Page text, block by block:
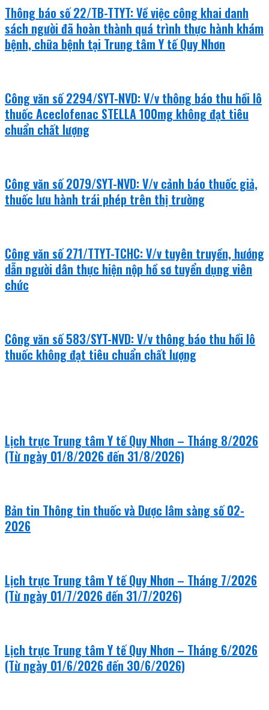
Thông báo số 22/TB-TTYT: Về việc công khai danh
sách người đã hoàn thành quá trình thực hành khám
bệnh, chữa bệnh tại Trung tâm Y tế Quy Nhơn
Công văn số 2294/SYT-NVD: V/v thông báo thu hồi lô
thuốc Aceclofenac STELLA 100mg không đạt tiêu
chuẩn chất lượng
Công văn số 2079/SYT-NVD: V/v cảnh báo thuốc giả,
thuốc lưu hành trái phép trên thị trường
Công văn số 271/TTYT-TCHC: V/v tuyên truyền, hướng
dẫn người dân thực hiện nộp hồ sơ tuyển dụng viên
chức
Công văn số 583/SYT-NVD: V/v thông báo thu hồi lô
thuốc không đạt tiêu chuẩn chất lượng
Lịch trực Trung tâm Y tế Quy Nhơn – Tháng 8/2026
(Từ ngày 01/8/2026 đến 31/8/2026)
Bản tin Thông tin thuốc và Dược lâm sàng số 02-
2026
Lịch trực Trung tâm Y tế Quy Nhơn – Tháng 7/2026
(Từ ngày 01/7/2026 đến 31/7/2026)
Lịch trực Trung tâm Y tế Quy Nhơn – Tháng 6/2026
(Từ ngày 01/6/2026 đến 30/6/2026)